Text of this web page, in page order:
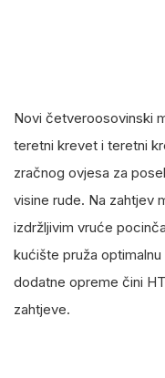
Novi četveroosovinski
teretni krevet i teretni
zračnog ovjesa za
visine rude. Na zahtjev
izdržljivim vruće
kućište pruža
dodatne opreme čini
zahtjeve.